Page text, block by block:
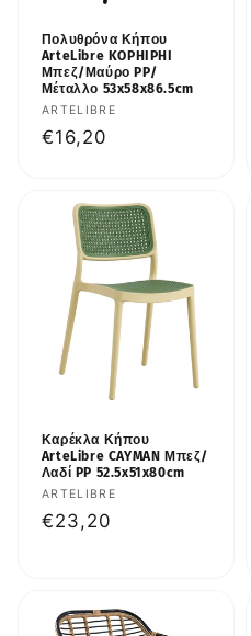
Πολυθρόνα Κήπου
ArteLibre KOPHIPHI
Μπεζ/Μαύρο PP/
Μέταλλο 53x58x86.5cm
Προμηθευτής:
ARTELIBRE
Κανονική
€16,20
Καρέκλα Κήπου
ArteLibre CAYMAN Μπεζ/
Λαδί PP 52.5x51x80cm
Προμηθευτής:
ARTELIBRE
Κανονική
€23,20